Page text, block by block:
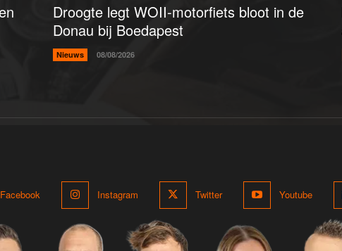
Droogte legt WOII-motorfiets bloot in de
Donau bij Boedapest
Nieuws 08/08/2026
Facebook Instagram Twitter Youtube